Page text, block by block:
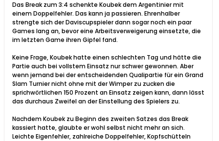
Das Break zum 3:4 schenkte Koubek dem Argentinier mit
einem Doppelfehler. Das kann ja passieren. Ehrenhalber
strengte sich der Daviscupspieler dann sogar noch ein paar
Games lang an, bevor eine Arbeitsverweigerung einsetzte, die
im letzten Game ihren Gipfel fand.
Keine Frage, Koubek hatte einen schlechten Tag und hätte die
Partie auch bei vollstem Einsatz nur schwer gewonnen. Aber
wenn jemand bei der entscheidenden Qualipartie für ein Grand
Slam Turnier nicht ohne mit der Wimper zu zucken die
sprichwörtlichen 150 Prozent an Einsatz zeigen kann, dann lässt
das durchaus Zweifel an der Einstellung des Spielers zu.
Nachdem Koubek zu Beginn des zweiten Satzes das Break
kassiert hatte, glaubte er wohl selbst nicht mehr an sich.
Leichte Eigenfehler, zahlreiche Doppelfehler, Kopfschütteln